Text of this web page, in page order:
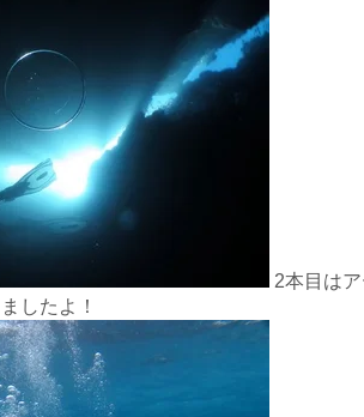
2本目はア
したよ！